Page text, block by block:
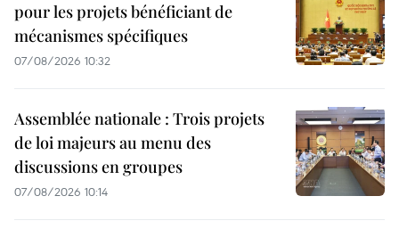
pour les projets bénéficiant de
mécanismes spécifiques
07/08/2026 10:32
Assemblée nationale : Trois projets
de loi majeurs au menu des
discussions en groupes
07/08/2026 10:14